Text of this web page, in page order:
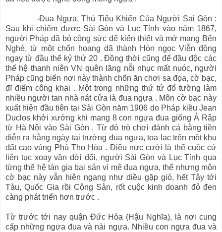
-Đua Ngựa, Thú Tiêu Khiển Của Người Sai Gòn :
Sau khi chiếm được Sài Gòn và Lục Tỉnh vào năm 1867,
người Pháp đã bỏ công sức để kiến thiết và mở mang Bến
Nghé, từ một chốn hoang dã thành Hòn ngọc Viễn đông
ngay từ đầu thế kỷ thứ 20 . Đồng thời cũng để đầu độc các
thế hệ thanh niên VN quên lãng nỗi nhục mất nuóc, người
Pháp cũng biến nơi này thành chốn ăn chơi sa đọa, cờ bạc,
đĩ điếm công khai . Một trong những thứ tứ đổ tường làm
nhiều người tan nhà nát cửa là đua ngựa . Môn cờ bạc này
xuất hiện đầu tiên tại Sài Gòn năm 1906 do Pháp kiều Jean
Duclos khởi xướng khi mang 8 con ngựa đua giống Ả Rập
từ Hà Nội vào Sài Gòn . Từ đó trò chơi đánh cá bằng tiền
diễn ra hằng ngày tại trường đua ngựa, tọa lạc trên một khu
đất cao vùng Phú Thọ Hòa . Điều nực cười là thế cuộc cứ
liên tục xoay vần dời đổi, người Sài Gòn và Lục Tỉnh qua
từng thế hệ tán gia bại sản vì mê đua ngựa, thế nhưng môn
cờ bạc này vẫn hiên ngang như diều gặp gió, hết Tây tới
Tàu, Quốc Gia rồi Cộng Sản, rốt cuộc kinh doanh đỏ đen
càng phát triển hơn trước .
Từ trước tới nay quận Đức Hòa (Hậu Nghĩa), là nơi cung
cấp những ngựa đua và nài ngựa. Nhiều con ngựa đua và